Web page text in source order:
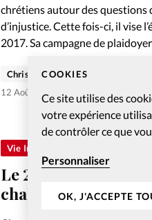
COOKIES
Ce site utilise des
votre expérience
de contrôler ce que
Personnaliser
OK, J'ACCEPTE
chrétiens autour des questions
d’injustice. Cette fois-ci, il vise
2017. Sa campagne de
Christian Willi
12 Août 2015
Vie Intérieure
Le 27 juillet 1975, le
chantiques JEM est